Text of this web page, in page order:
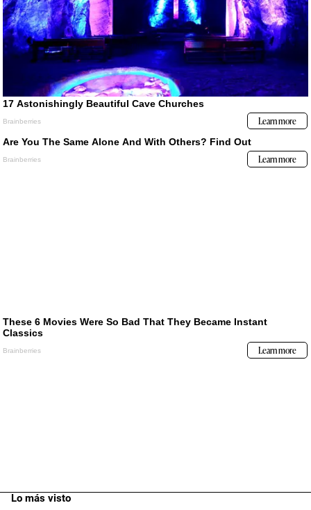
Lo más visto